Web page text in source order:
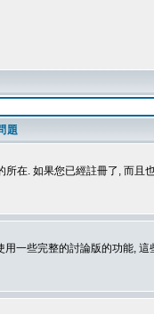
題
在. 如果您已經註冊了, 而
些完整的討論版的功能,